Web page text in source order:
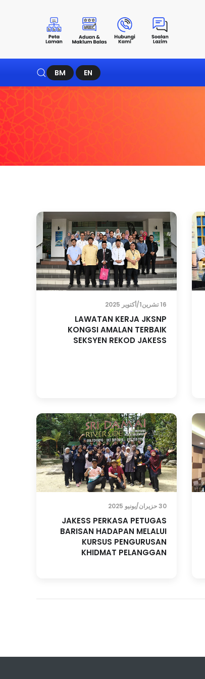
EN
BM
16 تشرين1/أكتوير 2025
LAWATAN KERJA JKSNP
KONGSI AMALAN TERBAIK
SEKSYEN REKOD JAKESS
30 حزيران/يونيو 2025
JAKESS PERKASA PETUGAS
BARISAN HADAPAN MELALUI
KURSUS PENGURUSAN
KHIDMAT PELANGGAN